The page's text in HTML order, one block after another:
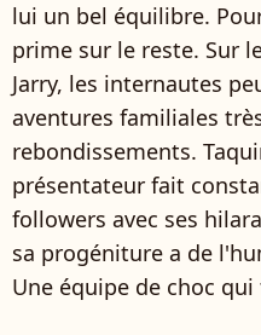
lui un bel équilibre.
prime sur le reste. Sur
Jarry, les internautes
aventures familiales
rebondissements.
présentateur fait
followers avec ses
sa progéniture a de
Une équipe de choc